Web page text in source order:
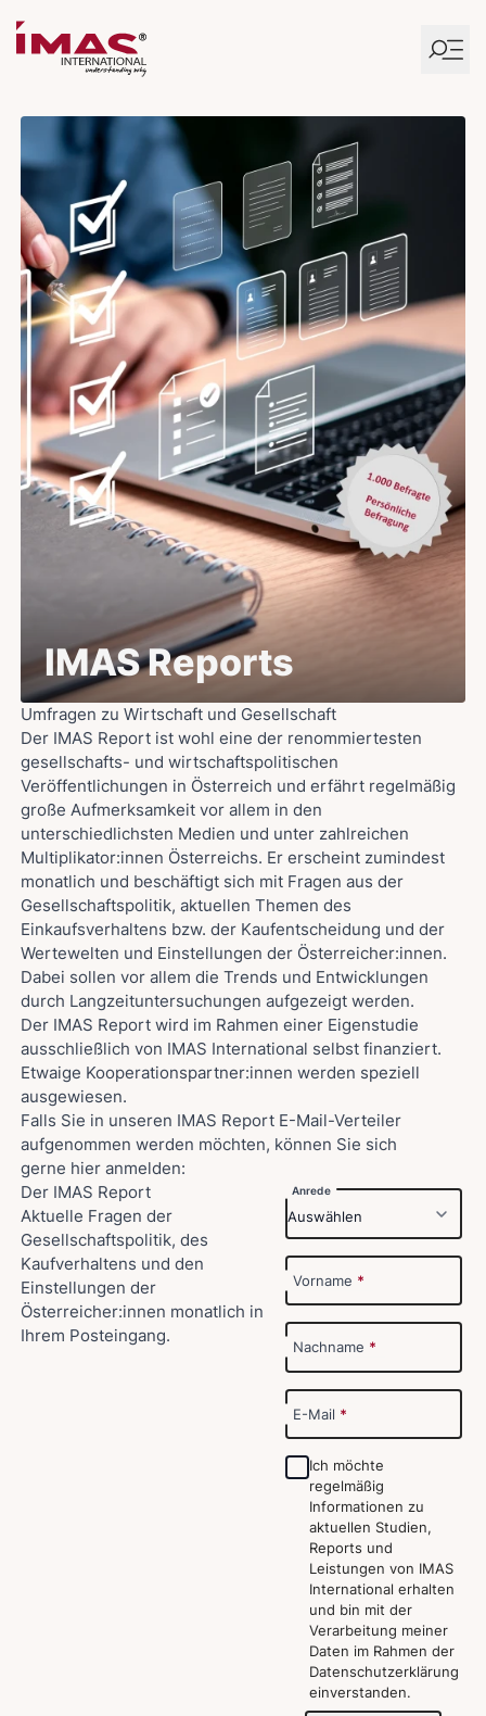
IMAS Reports
Umfragen zu Wirtschaft und Gesellschaft
Der IMAS Report ist wohl eine der renommiertesten
gesellschafts- und wirtschaftspolitischen
Veröffentlichungen in Österreich und erfährt regelmäßig
große Aufmerksamkeit vor allem in den
unterschiedlichsten Medien und unter zahlreichen
Multiplikator:innen Österreichs. Er erscheint zumindest
monatlich und beschäftigt sich mit Fragen aus der
Gesellschaftspolitik, aktuellen Themen des
Einkaufsverhaltens bzw. der Kaufentscheidung und der
Wertewelten und Einstellungen der Österreicher:innen.
Dabei sollen vor allem die Trends und Entwicklungen
durch Langzeituntersuchungen aufgezeigt werden.
Der IMAS Report wird im Rahmen einer Eigenstudie
ausschließlich von IMAS International selbst finanziert.
Etwaige Kooperationspartner:innen werden speziell
ausgewiesen.
Falls Sie in unseren IMAS Report E-Mail-Verteiler
aufgenommen werden möchten, können Sie sich
gerne hier anmelden:
Der IMAS Report
Aktuelle Fragen der
Gesellschaftspolitik, des
Kaufverhaltens und den
Einstellungen der
Österreicher:innen monatlich in
Ihrem Posteingang.
Anrede
Vorname *
Nachname *
E-Mail *
Ich möchte
regelmäßig
Informationen zu
aktuellen Studien,
Reports und
Leistungen von IMAS
International erhalten
und bin mit der
Verarbeitung meiner
Daten im Rahmen der
Datenschutzerklärung
einverstanden.